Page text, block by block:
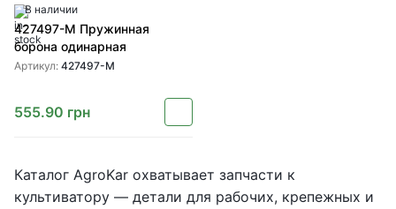
В наличии
427497-M Пружинная
борона одинарная
Артикул: 427497-M
555.90 грн
Каталог AgroKar охватывает запчасти к
культиватору — детали для рабочих, крепежных и